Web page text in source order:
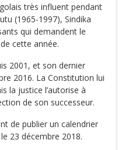
très influent pendant
(1965-1997), Sindika
qui demandent le
cette année.
2001, et son dernier
2016. La Constitution lui
la justice l’autorise à
de son successeur.
de publier un calendrier
23 décembre 2018.